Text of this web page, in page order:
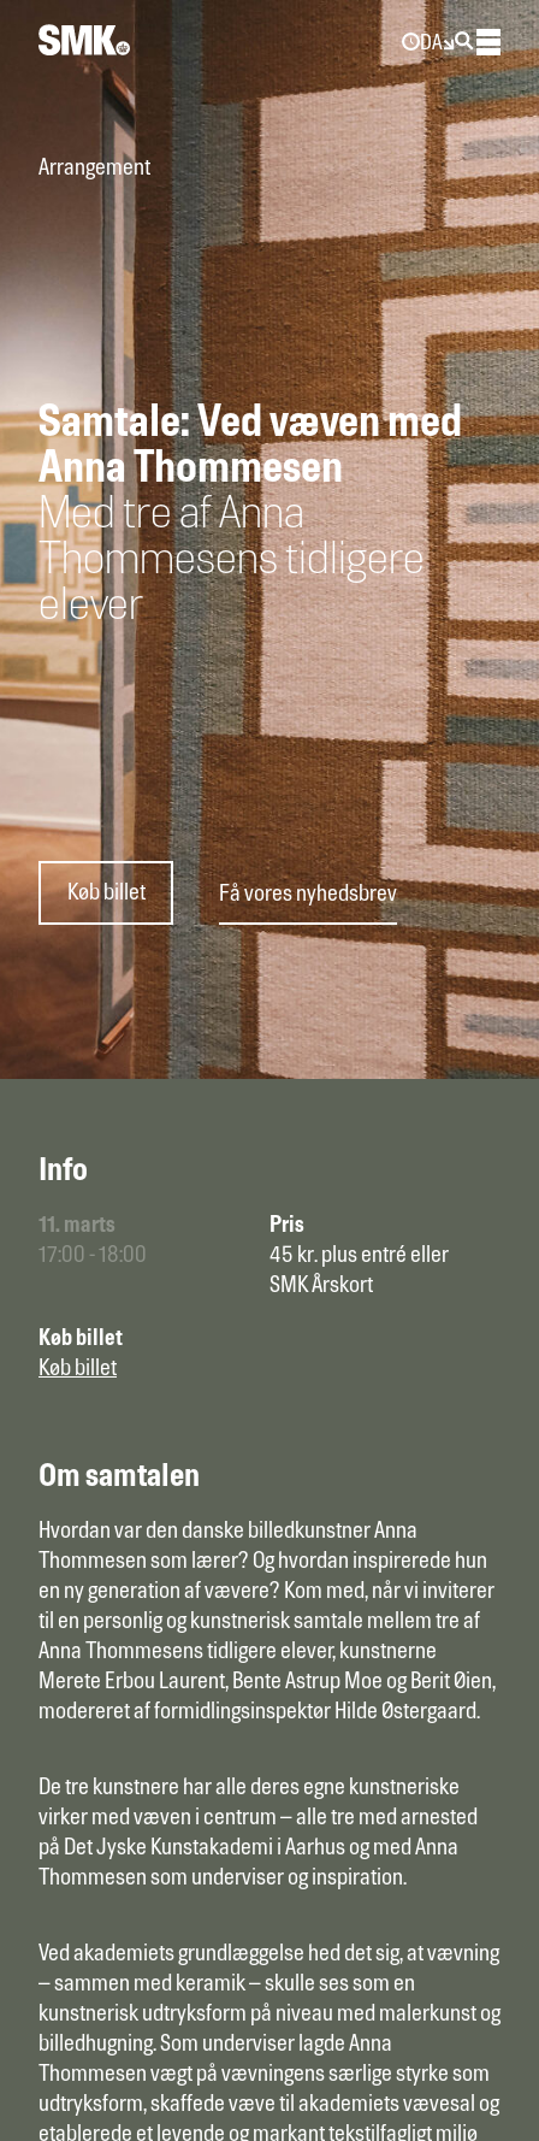
DA
Arrangement
Samtale: Ved væven med
Anna Thommesen
Med tre af Anna
Thommesens tidligere
elever
Køb billet Få vores nyhedsbrev
Info
11. marts
17:00 - 18:00
Pris
45 kr. plus entré eller
SMK Årskort
Køb billet
Køb billet
Om samtalen
Hvordan var den danske billedkunstner Anna
Thommesen som lærer? Og hvordan inspirerede hun
en ny generation af vævere? Kom med, når vi inviterer
til en personlig og kunstnerisk samtale mellem tre af
Anna Thommesens tidligere elever, kunstnerne
Merete Erbou Laurent, Bente Astrup Moe og Berit Øien,
modereret af formidlingsinspektør Hilde Østergaard.
De tre kunstnere har alle deres egne kunstneriske
virker med væven i centrum – alle tre med arnested
på Det Jyske Kunstakademi i Aarhus og med Anna
Thommesen som underviser og inspiration.
Ved akademiets grundlæggelse hed det sig, at vævning
– sammen med keramik – skulle ses som en
kunstnerisk udtryksform på niveau med malerkunst og
billedhugning. Som underviser lagde Anna
Thommesen vægt på vævningens særlige styrke som
udtryksform, skaffede væve til akademiets vævesal og
etablerede et levende og markant tekstilfagligt miljø